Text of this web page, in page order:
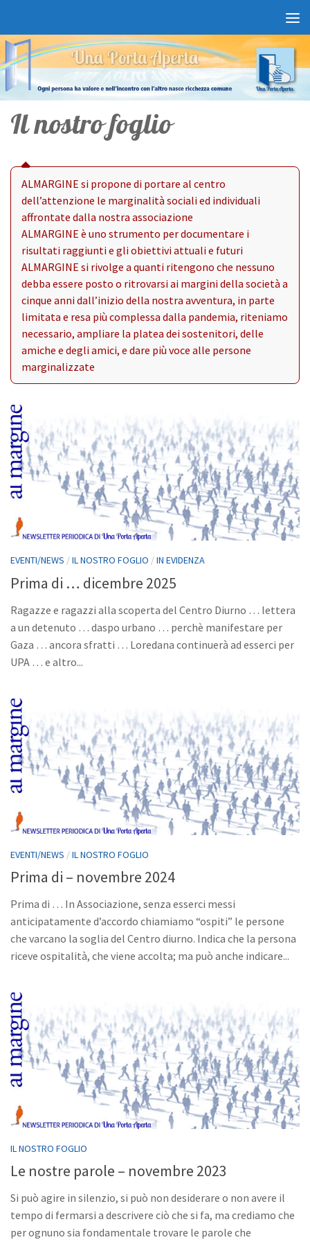
Il nostro foglio
ALMARGINE si propone di portare al centro
dell’attenzione le marginalità sociali ed individuali
affrontate dalla nostra associazione
ALMARGINE è uno strumento per documentare i
risultati raggiunti e gli obiettivi attuali e futuri
ALMARGINE si rivolge a quanti ritengono che nessuno
debba essere posto o ritrovarsi ai margini della società a
cinque anni dall’inizio della nostra avventura, in parte
limitata e resa più complessa dalla pandemia, riteniamo
necessario, ampliare la platea dei sostenitori, delle
amiche e degli amici, e dare più voce alle persone
marginalizzate
EVENTI/NEWS /IL NOSTRO FOGLIO /IN EVIDENZA
Prima di … dicembre 2025
Ragazze e ragazzi alla scoperta del Centro Diurno … lettera
a un detenuto … daspo urbano … perchè manifestare per
Gaza … ancora sfratti … Loredana continuerà ad esserci per
UPA … e altro...
EVENTI/NEWS /IL NOSTRO FOGLIO
Prima di – novembre 2024
Prima di … In Associazione, senza esserci messi
anticipatamente d’accordo chiamiamo “ospiti” le persone
che varcano la soglia del Centro diurno. Indica che la persona
riceve ospitalità, che viene accolta; ma può anche indicare...
IL NOSTRO FOGLIO
Le nostre parole – novembre 2023
Si può agire in silenzio, si può non desiderare o non avere il
tempo di fermarsi a descrivere ciò che si fa, ma crediamo che
per ognuno sia fondamentale trovare le parole che